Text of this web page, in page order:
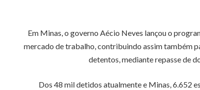
Em Minas, o governo Aécio Neves lançou o
mercado de trabalho, contribuindo assim também
detentos, mediante repasse de
Dos 48 mil detidos atualmente e Minas, 6.652